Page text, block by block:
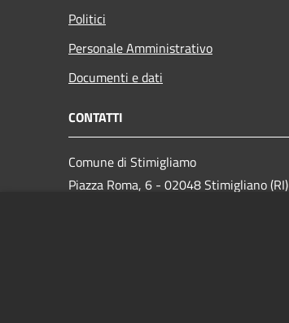
Politici
Personale Amministrativo
Documenti e dati
CONTATTI
Comune di Stimigliamo
Piazza Roma, 6 - 02048 Stimigliano (RI)